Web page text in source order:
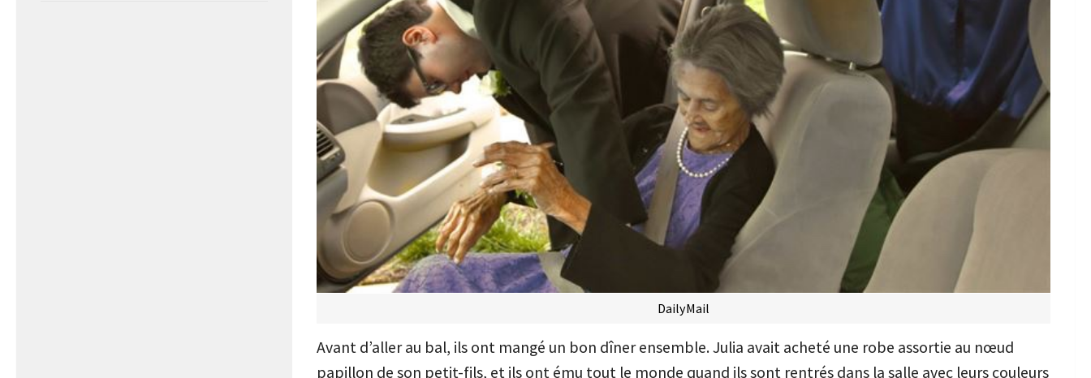
DailyMail
Avant d’aller au bal, ils ont mangé un bon dîner ensemble. Julia avait acheté une robe assortie au nœud
papillon de son petit-fils, et ils ont ému tout le monde quand ils sont rentrés dans la salle avec leurs couleurs